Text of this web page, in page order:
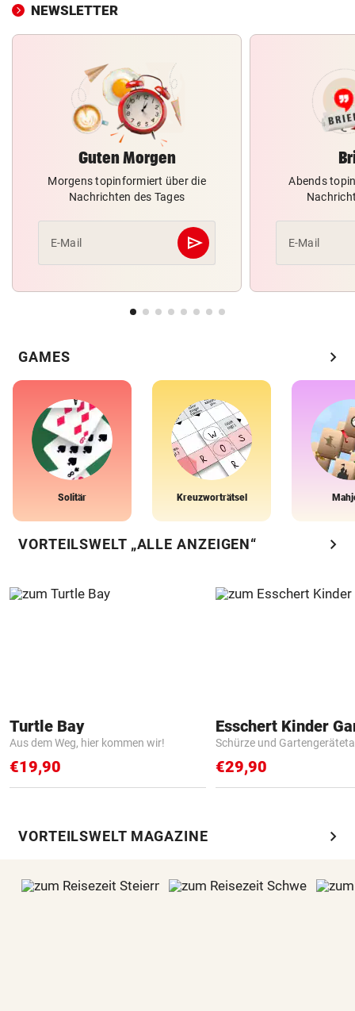
NEWSLETTER
Guten Morgen
Morgens topinformiert über die
Nachrichten des Tages
E-Mail send
Abschicken
Abends
E-Mail
GAMES chevron_right
Solitär Kreuzworträtsel
VORTEILSWELT „ALLE ANZEIGEN“ chevron_right
Turtle Bay
Aus dem Weg, hier kommen wir!
€19,90
Schürze und
€29,90
VORTEILSWELT MAGAZINE chevron_right